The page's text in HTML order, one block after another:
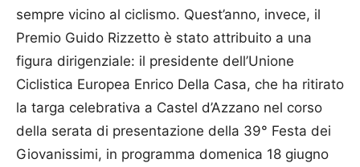
sempre vicino al ciclismo. Quest’anno, invece, il
Premio Guido Rizzetto è stato attribuito a una
figura dirigenziale: il presidente dell’Unione
Ciclistica Europea Enrico Della Casa, che ha ritirato
la targa celebrativa a Castel d’Azzano nel corso
della serata di presentazione della 39° Festa dei
Giovanissimi, in programma domenica 18 giugno